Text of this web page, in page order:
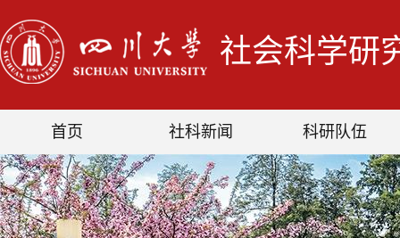
社会科学研
首页 社科新闻 科研队伍